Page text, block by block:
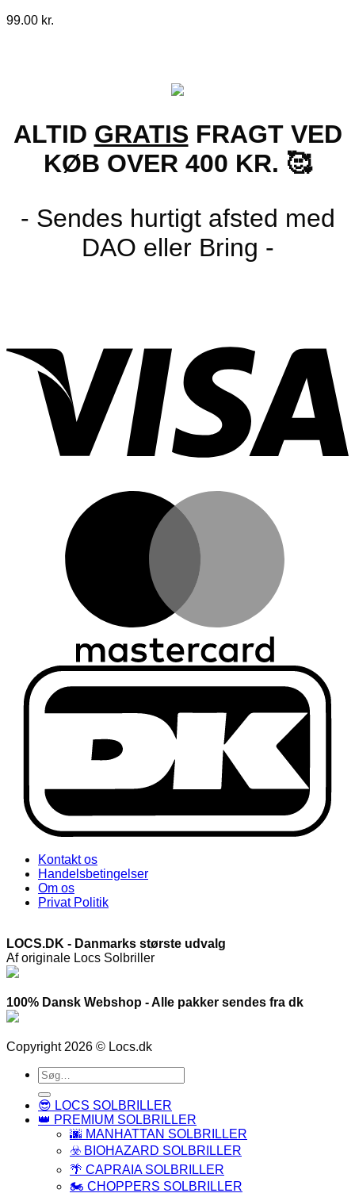
99.00 kr.
ALTID GRATIS FRAGT VED
KØB OVER 400 KR. 🥰
- Sendes hurtigt afsted med
DAO eller Bring -
Kontakt os
Handelsbetingelser
Om os
Privat Politik
LOCS.DK - Danmarks største udvalg
Af originale Locs Solbriller
100% Dansk Webshop - Alle pakker sendes fra dk
Copyright 2026 © Locs.dk
Søg
efter:
😎 LOCS SOLBRILLER
👑 PREMIUM SOLBRILLER
🌆 MANHATTAN SOLBRILLER
☣️ BIOHAZARD SOLBRILLER
🌴 CAPRAIA SOLBRILLER
🏍️ CHOPPERS SOLBRILLER